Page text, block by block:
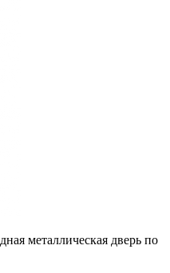
металлическая дверь по